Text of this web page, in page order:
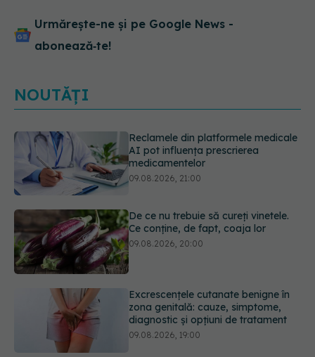
Urmărește-ne și pe Google News -
abonează‑te!
NOUTĂȚI
De ce nu trebuie să cureți vinetele.
Ce conține, de fapt, coaja lor
Excrescențele cutanate benigne în
zona genitală: cauze, simptome,
diagnostic și opțiuni de tratament
Guma de mestecat care a captat
93% din HPV. Rezultatele
promițătoare vin însă doar din
laborator